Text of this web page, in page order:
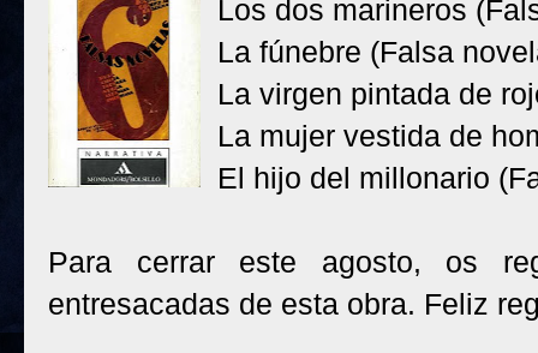
Los dos marineros
La fúnebre (Falsa
La virgen pintada de
La mujer vestida de
El hijo del millonario
Para cerrar este agosto, os
entresacadas de esta obra. Feliz